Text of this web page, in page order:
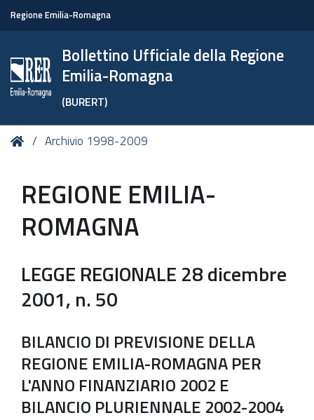
Regione Emilia-Romagna
Bollettino Ufficiale della Regione
Emilia-Romagna
(BURERT)
Tu HomeArchivio 1998-2009
REGIONE EMILIA-
ROMAGNA
LEGGE REGIONALE 28 dicembre
2001, n. 50
BILANCIO DI PREVISIONE DELLA
REGIONE EMILIA-ROMAGNA PER
L'ANNO FINANZIARIO 2002 E
BILANCIO PLURIENNALE 2002-2004